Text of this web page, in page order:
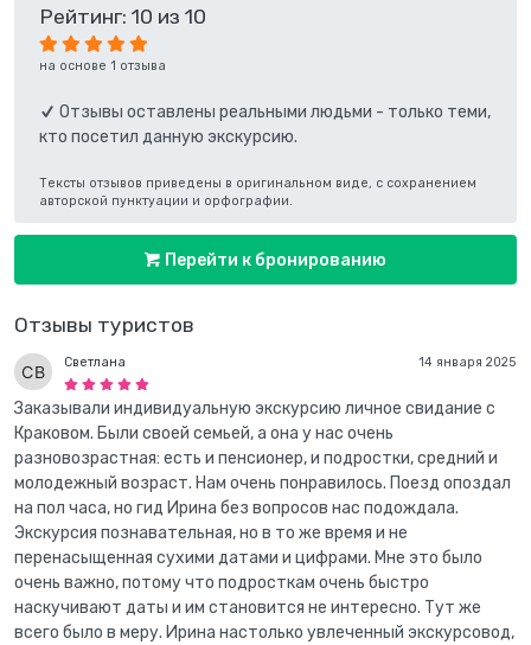
Отзывы туристов
14 января 2025
Светлана
Заказывали индивидуальную экскурсию личное свидание с
Краковом. Были своей семьей, а она у нас очень
разновозрастная: есть и пенсионер, и подростки, средний и
молодежный возраст. Нам очень понравилось. Поезд опоздал
на пол часа, но гид Ирина без вопросов нас подождала.
Экскурсия познавательная, но в то же время и не
перенасыщенная сухими датами и цифрами. Мне это было
очень важно, потому что подросткам очень быстро
наскучивают даты и им становится не интересно. Тут же
всего было в меру. Ирина настолько увлеченный экскурсовод,
Рейтинг: 10 из 10
на основе 1 отзыва
Отзывы оставлены реальными людьми - только теми,
кто посетил данную экскурсию.
Тексты отзывов приведены в оригинальном виде, с сохранением
авторской пунктуации и орфографии.
Перейти к бронированию